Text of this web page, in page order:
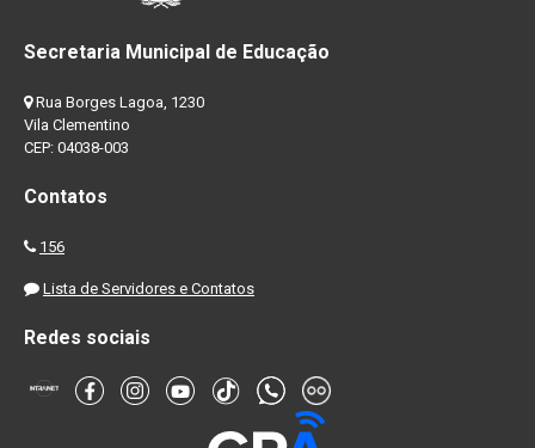
Secretaria Municipal de Educação
Rua Borges Lagoa, 1230
Vila Clementino
CEP: 04038-003
Contatos
156
Lista de Servidores e Contatos
Redes sociais